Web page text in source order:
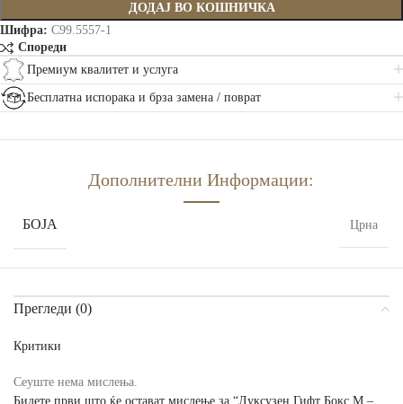
ДОДАЈ ВО КОШНИЧКА
Шифра: C99.5557-1
Спореди
Премиум квалитет и услуга
Бесплатна испорака и брза замена / поврат
Дополнителни Информации:
БОЈА Црна
Прегледи (0)
Критики
Сеуште нема мислења.
Бидете први што ќе остават мислење за “Луксузен Гифт Бокс M –